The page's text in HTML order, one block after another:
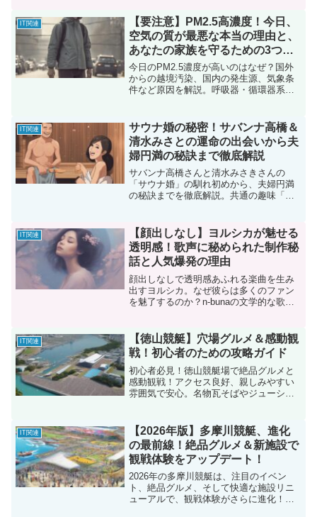
完全手順を徹底解説。初心者でも安心の
ステップバイステップガイドです。
IT関連
【要注意】PM2.5高濃度！今日、
空気の質が最悪な本当の理由と、
あなたの家族を守るための3つの
緊急対策
今日のPM2.5濃度が高いのはなぜ？国外
からの越境汚染、国内の発生源、気象条
件など原因を解説。呼吸器・循環器系へ
族を守る3つの緊急対策を専門家が伝授し
ます。
IT関連
サウナ婚の秘密！サバンナ高橋＆
清水みさとの運命の出会いから夫
婦円満の秘訣まで徹底解説
サバンナ高橋さんと清水みさきさんの
「サウナ婚」の馴れ初めから、夫婦円満
の秘訣までを徹底解説。共通の趣味「サ
の秘密に迫ります。
IT関連
【顔出しなし】ヨルシカが魅せる
透明感！歌声に秘められた制作秘
話と人気爆発の理由
顔出しなしで透明感あふれる楽曲を生み
出すヨルシカ。なぜ彼らは多くのファン
を魅了するのか？n-bunaの文学的な歌詞
IT関連
【徳山競艇】穴場グルメ＆感動観
戦！初心者のための攻略ガイド
初心者必見！徳山競艇場で絶品グルメと
感動観戦！アクセス良好、親しみやすい
雰囲気で安心。名物瓦そばやジューシー
IT関連
【2026年版】多摩川競艇、進化
の最前線！絶品グルメ＆新施設で
観戦体験をアップデート！
2026年の多摩川競艇は、注目のイベン
ト、絶品グルメ、そして快適な施設リニ
ューアルで、観戦体験がさらに進化！フ